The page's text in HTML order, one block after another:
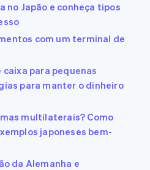
no Japão e conheça tipos
com um terminal de
para pequenas
para manter o dinheiro
multilaterais? Como
japoneses bem-
da Alemanha e